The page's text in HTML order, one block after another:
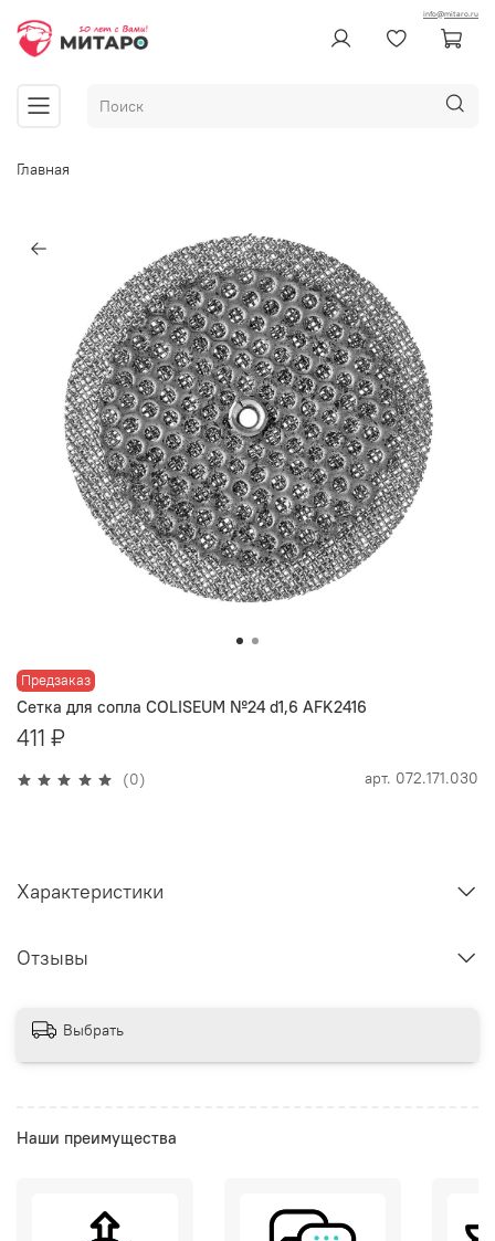
info@mitaro.ru
Главная
Предзаказ
(0) арт. 072.171.030
Сетка для сопла COLISEUM №24 d1,6 AFK2416
411 ₽
Характеристики
Отзывы
Выбрать
Наши преимущества